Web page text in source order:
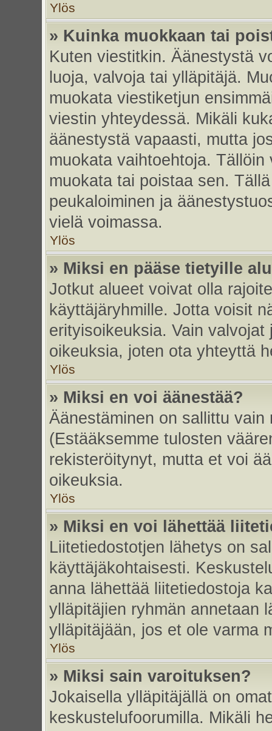
Ylös
» Kuinka muokkaan tai
Kuten viestitkin. Äänestystä
luoja, valvoja tai ylläpitäjä.
muokata viestiketjun
viestin yhteydessä. Mikäli
äänestystä vapaasti, mutta
muokata vaihtoehtoja.
muokata tai poistaa sen.
peukaloiminen ja
vielä voimassa.
Ylös
» Miksi en pääse tietyille
Jotkut alueet voivat olla
käyttäjäryhmille. Jotta voisit
erityisoikeuksia. Vain
oikeuksia, joten ota yhteyttä
Ylös
» Miksi en voi äänestää?
Äänestäminen on sallittu
(Estääksemme tulosten
rekisteröitynyt, mutta et voi
oikeuksia.
Ylös
» Miksi en voi lähettää
Liitetiedostotjen lähetys on
käyttäjäkohtaisesti.
anna lähettää liitetiedostoja
ylläpitäjien ryhmän annetaan
ylläpitäjään, jos et ole varma
Ylös
» Miksi sain varoituksen?
Jokaisella ylläpitäjällä on
keskustelufoorumilla. Mikäli